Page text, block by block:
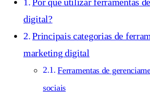
digital?
Principais categorias de
marketing digital
Ferramentas de
sociais